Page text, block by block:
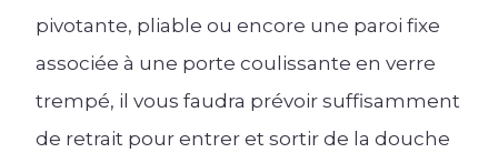
pivotante, pliable ou encore une paroi fixe
associée à une porte coulissante en verre
trempé, il vous faudra prévoir suffisamment
de retrait pour entrer et sortir de la douche